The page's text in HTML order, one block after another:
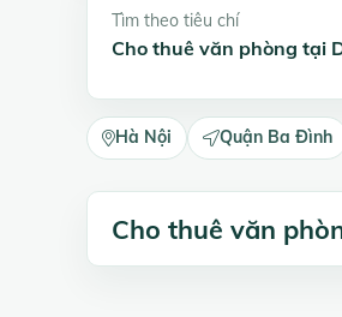
Tìm theo tiêu chí
Cho thuê văn phòng tại
Hà Nội Quận Ba Đình
Cho thuê văn